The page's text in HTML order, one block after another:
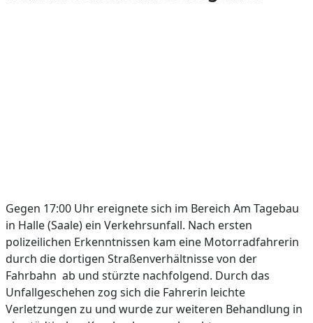
Gegen 17:00 Uhr ereignete sich im Bereich Am Tagebau
in Halle (Saale) ein Verkehrsunfall. Nach ersten
polizeilichen Erkenntnissen kam eine Motorradfahrerin
durch die dortigen Straßenverhältnisse von der
Fahrbahn ab und stürzte nachfolgend. Durch das
Unfallgeschehen zog sich die Fahrerin leichte
Verletzungen zu und wurde zur weiteren Behandlung in